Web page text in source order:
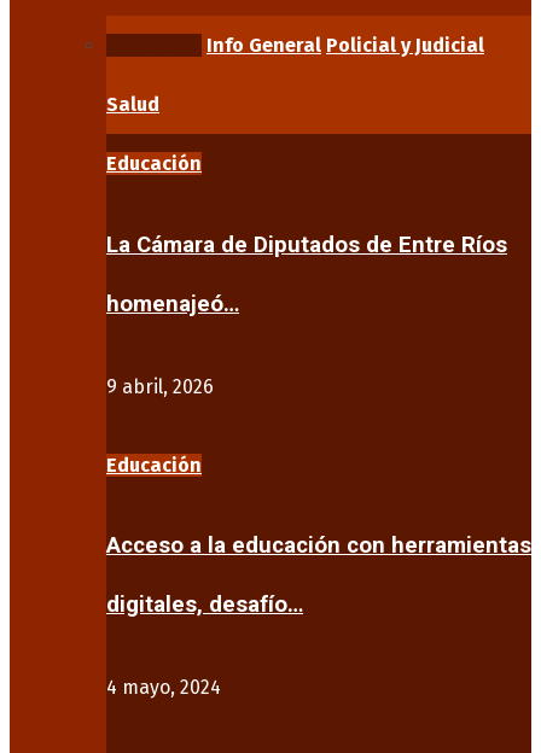
Info General Policial y Judicial
Salud
Educación
La Cámara de Diputados de Entre Ríos
homenajeó…
9 abril, 2026
Educación
Acceso a la educación con herramientas
digitales, desafío…
4 mayo, 2024